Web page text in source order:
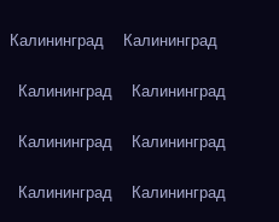
Калининград Калининград
Калининград Калининград
Калининград Калининград
Калининград Калининград